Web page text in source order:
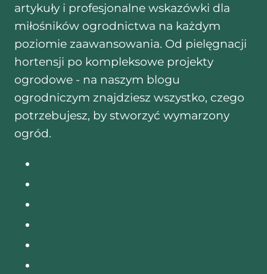
artykuły i profesjonalne wskazówki dla
miłośników ogrodnictwa na każdym
poziomie zaawansowania. Od pielęgnacji
hortensji po kompleksowe projekty
ogrodowe - na naszym blogu
ogrodniczym znajdziesz wszystko, czego
potrzebujesz, by stworzyć wymarzony
ogród.